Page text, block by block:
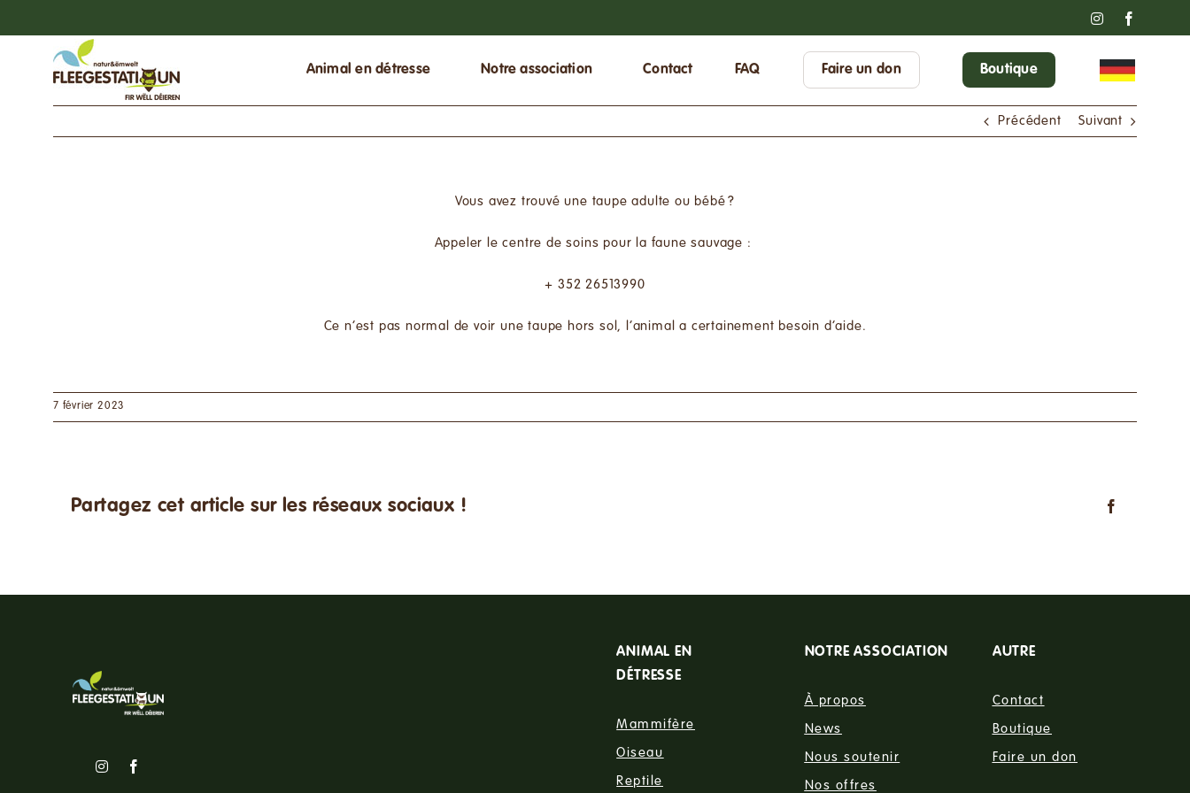
au
Instagram
Animal en détresse Notre association Contact FAQ Faire un don Boutique
Précédent Suivant
Vous avez trouvé une taupe adulte ou bébé ?
Appeler le centre de soins pour la faune sauvage :
+ 352 26513990
Ce n’est pas normal de voir une taupe hors sol, l’animal a certainement besoin d’aide.
7 février 2023
Partagez cet article sur les réseaux sociaux !
ANIMAL EN
DÉTRESSE
Mammifère
Oiseau
Reptile
NOTRE ASSOCIATION
À propos
News
Nous soutenir
Nos offres
AUTRE
Contact
Boutique
Faire un don